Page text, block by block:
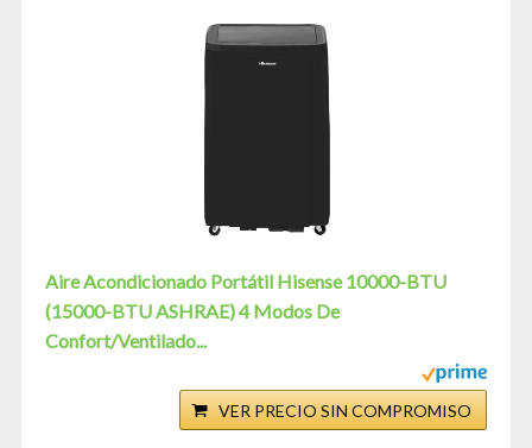
Aire Acondicionado Portátil Hisense 10000-BTU
(15000-BTU ASHRAE) 4 Modos De
Confort/Ventilado...
VER PRECIO SIN COMPROMISO